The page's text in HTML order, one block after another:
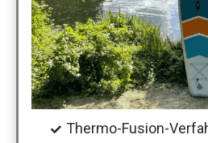
Thermo-Fusion-